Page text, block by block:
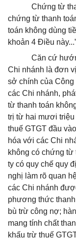
Chứng từ
chứng từ thanh
toán không dùng
khoản 4 Điều
Căn cứ
Chi nhánh là đơn
sở chính của Công
các Chi nhánh,
từ thanh toán
trị từ hai mươi
thuế GTGT đầu
hóa với các Chi
không có chứng từ
ty có quy chế quy
nghị làm rõ quan
các Chi nhánh
phương thức
bù trừ công nợ;
mang tính chất
khấu trừ thuế